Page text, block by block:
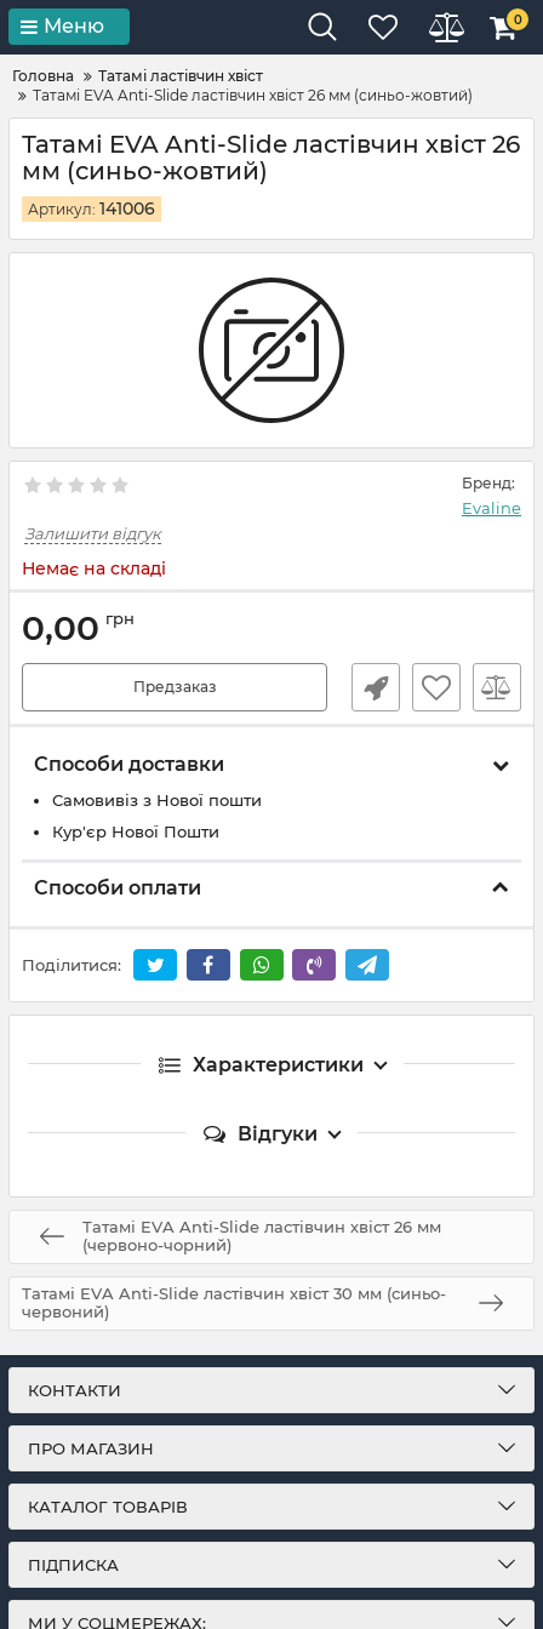
Меню 0
Головна
Татамі ластівчин хвіст
Татамі EVA Anti-Slide ластівчин хвіст 26 мм (синьо-жовтий)
Татамі EVA Anti-Slide ластівчин хвіст 26
мм (синьо-жовтий)
Артикул: 141006
Бренд:
Evaline
Залишити відгук
Немає на складі
0,00 грн
Предзаказ
Способи доставки
Самовивіз з Нової пошти
Кур'єр Нової Пошти
Способи оплати
Поділитися:
Характеристики
Відгуки
Татамі EVA Anti-Slide ластівчин хвіст 26 мм
(червоно-чорний)
Татамі EVA Anti-Slide ластівчин хвіст 30 мм (синьо-
червоний)
КОНТАКТИ
ПРО МАГАЗИН
КАТАЛОГ ТОВАРІВ
ПІДПИСКА
МИ У СОЦМЕРЕЖАХ: